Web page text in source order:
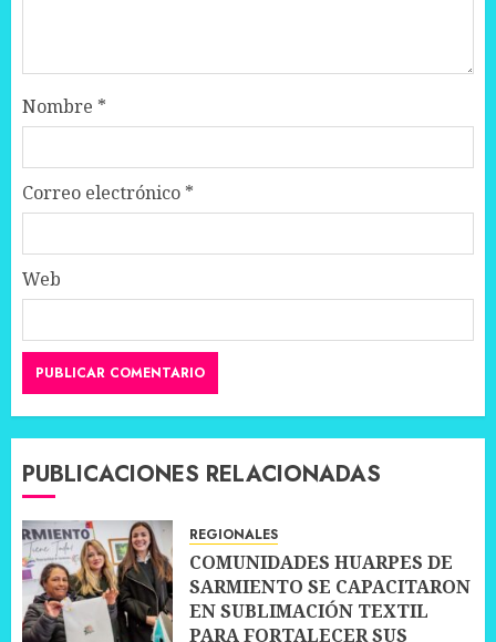
Nombre *
Correo electrónico *
Web
PUBLICACIONES RELACIONADAS
REGIONALES
COMUNIDADES HUARPES DE
SARMIENTO SE CAPACITARON
EN SUBLIMACIÓN TEXTIL
PARA FORTALECER SUS